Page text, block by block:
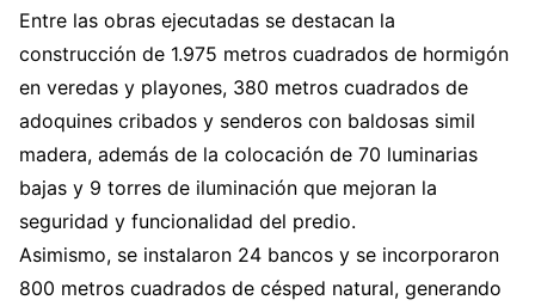
Entre las obras ejecutadas se destacan la
construcción de 1.975 metros cuadrados de hormigón
en veredas y playones, 380 metros cuadrados de
adoquines cribados y senderos con baldosas simil
madera, además de la colocación de 70 luminarias
bajas y 9 torres de iluminación que mejoran la
seguridad y funcionalidad del predio.
Asimismo, se instalaron 24 bancos y se incorporaron
800 metros cuadrados de césped natural, generando